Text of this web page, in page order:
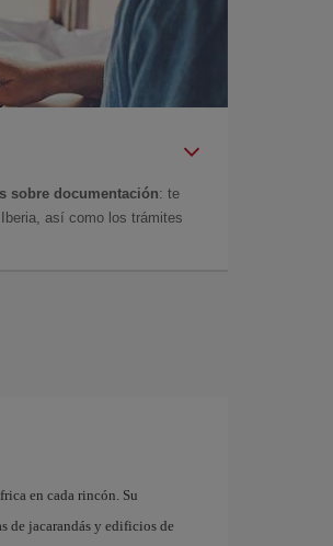
sobre documentación: te
así como los trámites
en cada rincón. Su
de jacarandás y edificios de